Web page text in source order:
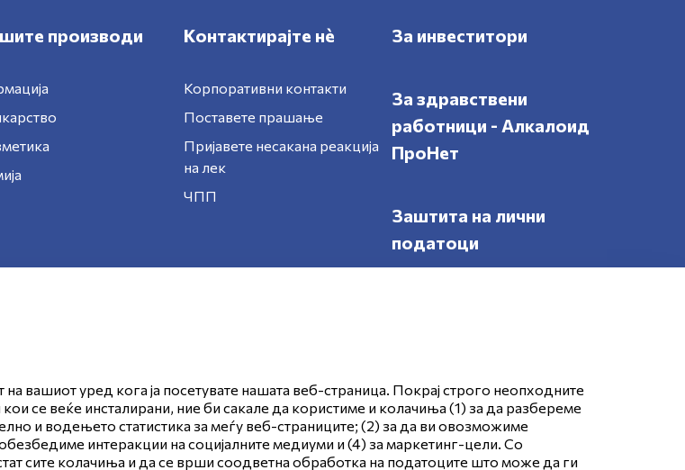
производи Контактирајте нè
Корпоративни контакти
Поставете прашање
Пријавете несакана реакција
на лек
ЧПП
За инвеститори
За здравствени
работници - Алкалоид
ПроНет
Заштита на лични
податоци
за користење
вашиот уред кога ја посетувате нашата веб-страница. Покрај строго неопходните
се веќе инсталирани, ние би сакале да користиме и колачиња (1) за да разбереме
и водењето статистика за меѓу веб-страниците; (2) за да ви овозможиме
интеракции на социјалните медиуми и (4) за маркетинг-цели. Со
сите колачиња и да се врши соодветна обработка на податоците што може да ги